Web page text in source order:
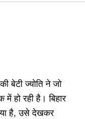
बेटी ज्योति ने जो
हो रही है। बिहार
है, उसे देखकर